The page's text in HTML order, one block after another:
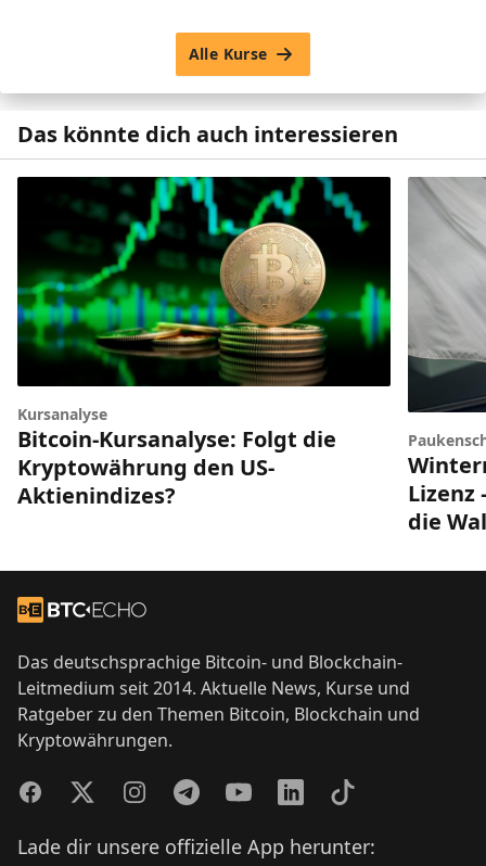
Alle Kurse
Das könnte dich auch interessieren
Kursanalyse
Bitcoin-Kursanalyse: Folgt die
Kryptowährung den US-
Aktienindizes?
Lizenz
die
Zur Startseite
Das deutschsprachige Bitcoin- und Blockchain-
Leitmedium seit 2014. Aktuelle News, Kurse und
Ratgeber zu den Themen Bitcoin, Blockchain und
Kryptowährungen.
FacebookTwitterInstagramTelegramYouTubeLinkedInTikTok
Lade dir unsere offizielle App herunter: